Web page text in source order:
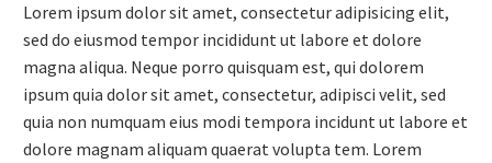
Lorem ipsum dolor sit amet, consectetur adipisicing elit,
sed do eiusmod tempor incididunt ut labore et dolore
magna aliqua. Neque porro quisquam est, qui dolorem
ipsum quia dolor sit amet, consectetur, adipisci velit, sed
quia non numquam eius modi tempora incidunt ut labore et
dolore magnam aliquam quaerat volupta tem. Lorem